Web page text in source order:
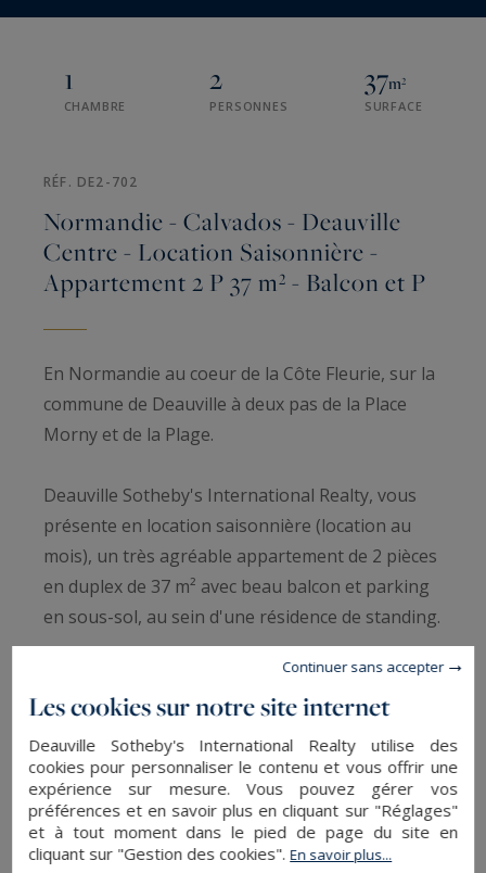
1
CHAMBRE
2
PERSONNES
37m²
SURFACE
RÉF. DE2-702
Normandie - Calvados - Deauville
Centre - Location Saisonnière -
Appartement 2 P 37 m² - Balcon et P
En Normandie au coeur de la Côte Fleurie, sur la
commune de Deauville à deux pas de la Place
Morny et de la Plage.
Deauville Sotheby's International Realty, vous
présente en location saisonnière (location au
mois), un très agréable appartement de 2 pièces
en duplex de 37 m² avec beau balcon et parking
en sous-sol, au sein d'une résidence de standing.
L'appartement se trouve au 2e étage avec
ascenseur et se compose ; d'une entrée ouvrant
sur un vaste double séjour (présence d'un
canapé lit) avec balcon donnant sur jardin, d'une
cuisine dite américaine aménagée et équipée,
d'une salle d'eau avec toilettes. En son niveau
une chambre avec lit deux personnes.
Les cookies sur notre site internet
Deauville Sotheby's International Realty utilise des
cookies pour personnaliser le contenu et vous offrir une
expérience sur mesure. Vous pouvez gérer vos
préférences et en savoir plus en cliquant sur "Réglages"
et à tout moment dans le pied de page du site en
cliquant sur "Gestion des cookies".En savoir plus...
Continuer sans accepter